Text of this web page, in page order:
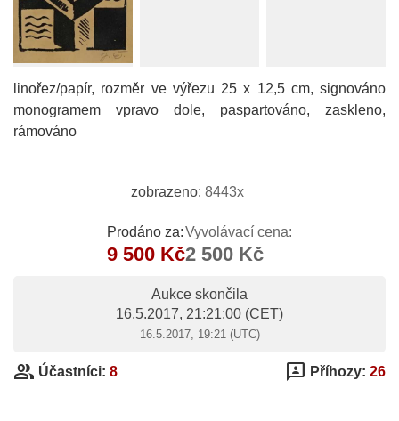
linořez/papír, rozměr ve výřezu 25 x 12,5 cm, signováno
monogramem vpravo dole, paspartováno, zaskleno,
rámováno
zobrazeno: 8443x
Prodáno za:
9 500 Kč
Vyvolávací cena:
2 500 Kč
Aukce skončila
16.5.2017, 21:21:00 (CET)
16.5.2017, 19:21 (UTC)
group Účastníci: 8 3p Příhozy: 26